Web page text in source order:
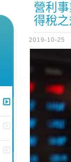
營利
得稅
2019-10-25